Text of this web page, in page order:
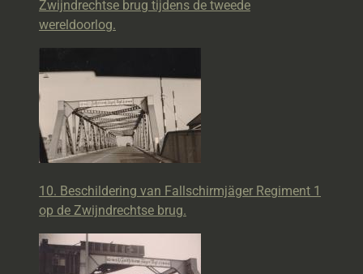
Zwijndrechtse brug tijdens de tweede
wereldoorlog.
10. Beschildering van Fallschirmjäger Regiment 1
op de Zwijndrechtse brug.